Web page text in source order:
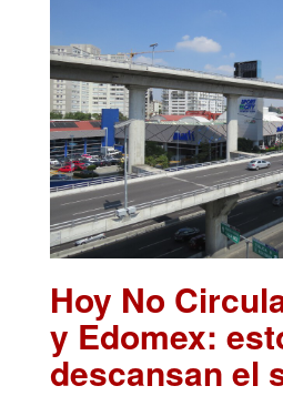
Hoy No
y Edomex:
descansan el